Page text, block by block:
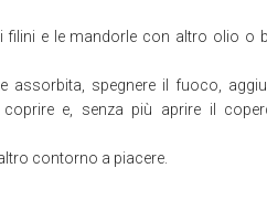
filini e le mandorle con altro olio o
assorbita, spegnere il fuoco,
e, senza più aprire il
contorno a piacere.